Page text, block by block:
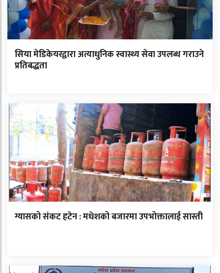
सिया मेडिकेयरद्वारा अत्याधुनिक स्वास्थ्य सेवा उपलब्ध गराउने
प्रतिबद्धता
ग्यासको संकट हटेन : मधेशको बजारमा उपभोक्तालाई सास्ती